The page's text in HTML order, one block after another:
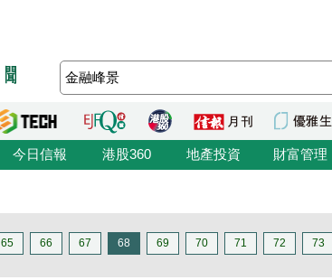
今日信報 港股360 地產投資 財富管理
65 66 67 68 69 70 71 72 73